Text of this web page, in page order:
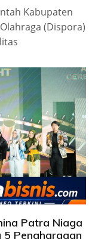
Kabupaten
(Dispora)
Patra Niaga
5 Penghargaan